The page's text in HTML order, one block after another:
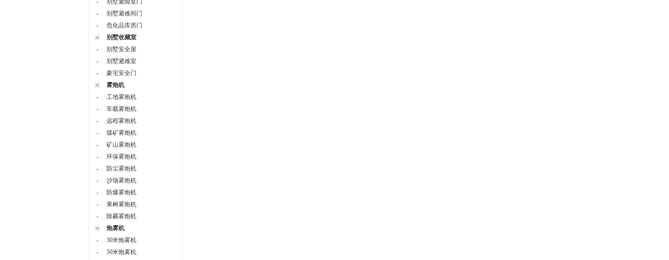
-
别墅避险室门
-
别墅避难间门
-
危化品库房门
别墅收藏室
-
别墅安全屋
-
别墅避难室
-
豪宅安全门
雾炮机
-
工地雾炮机
-
车载雾炮机
-
远程雾炮机
-
煤矿雾炮机
-
矿山雾炮机
-
环保雾炮机
-
防尘雾炮机
-
沙场雾炮机
-
防爆雾炮机
-
果树雾炮机
-
除霾雾炮机
炮雾机
-
30米炮雾机
-
50米炮雾机